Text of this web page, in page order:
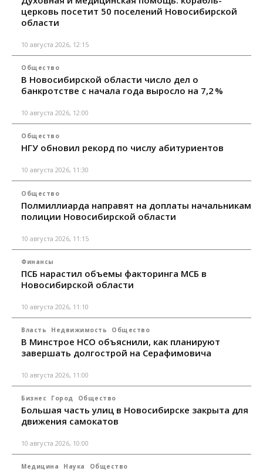
церковь посетит 50 поселений Новосибирской
области
10 августа 2026, 12:15
Общество
В Новосибирской области число дел о
банкротстве с начала года выросло на 7,2 %
10 августа 2026, 12:00
Общество
НГУ обновил рекорд по числу абитуриентов
10 августа 2026, 11:30
Общество
Полмиллиарда направят на доплаты начальникам
полиции Новосибирской области
10 августа 2026, 11:15
Финансы
ПСБ нарастил объемы факторинга МСБ в
Новосибирской области
10 августа 2026, 11:10
Власть Недвижимость Общество
В Минстрое НСО объяснили, как планируют
завершать долгострой на Серафимовича
10 августа 2026, 11:00
Бизнес Город Общество
Большая часть улиц в Новосибирске закрыта для
движения самокатов
10 августа 2026, 10:00
Медицина Наука Общество